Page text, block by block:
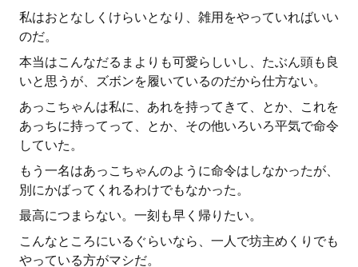
私はおとなしくけらいとなり、雑用をやっていればいい
のだ。
本当はこんなだるまよりも可愛らしいし、たぶん頭も良
いと思うが、ズボンを履いているのだから仕方ない。
あっこちゃんは私に、あれを持ってきて、とか、これを
あっちに持ってって、とか、その他いろいろ平気で命令
していた。
もう一名はあっこちゃんのように命令はしなかったが、
別にかばってくれるわけでもなかった。
最高につまらない。一刻も早く帰りたい。
こんなところにいるぐらいなら、一人で坊主めくりでも
やっている方がマシだ。